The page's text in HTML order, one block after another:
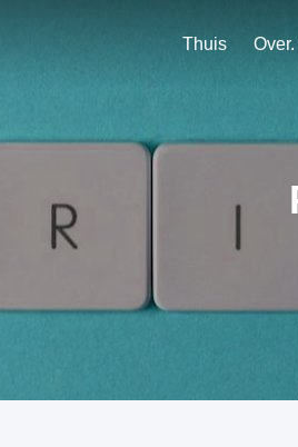
Thuis